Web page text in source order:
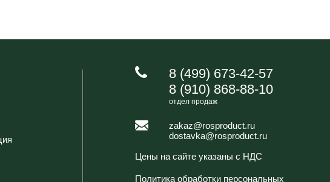
8 (499) 673-42-57
8 (910) 868-88-10
отдел продаж
zakaz@rosproduct.ru
dostavka@rosproduct.ru
Цены на сайте указаны с НДС
Политика обработки персональных